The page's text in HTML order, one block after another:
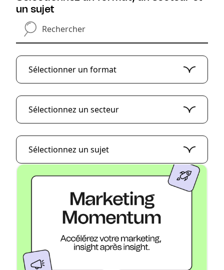
un sujet
Rechercher
Sélectionner un format
Sélectionnez un secteur
Sélectionnez un sujet